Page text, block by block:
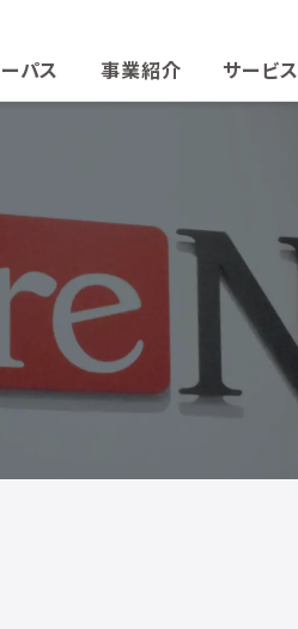
パス 事業紹介 サービ